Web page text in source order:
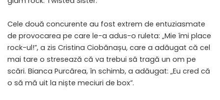
Cele două concurente au fost extrem de entuziasmate
de provocarea pe care le-a adus-o ruleta: „Mie îmi place
rock-ul!”, a zis Cristina Ciobănașu, care a adăugat că cel
mai tare o stresează că va trebui să tragă un om pe
scări. Bianca Purcărea, în schimb, a adăugat: „Eu cred că
o să mă uit la niște meciuri de box”.